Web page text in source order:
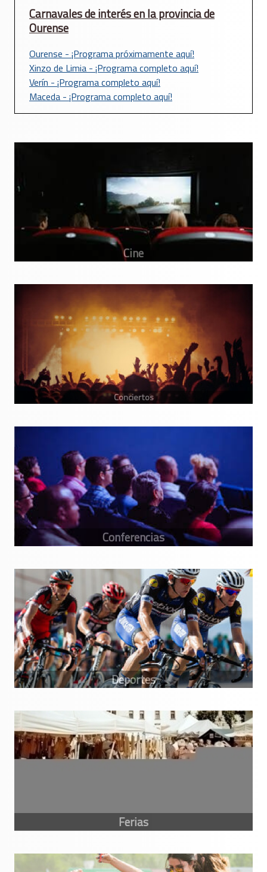
Carnavales de interés en la provincia de
Ourense
Ourense - ¡Programa próximamente aquí!
Xinzo de Limia - ¡Programa completo aquí!
Verín - ¡Programa completo aquí!
Maceda - ¡Programa completo aquí!